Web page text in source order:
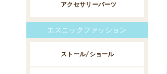
アクセサリーパーツ
エスニックファッション
ストール/ショール